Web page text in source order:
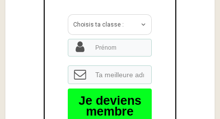
Choisis ta classe :
Je deviens
membre